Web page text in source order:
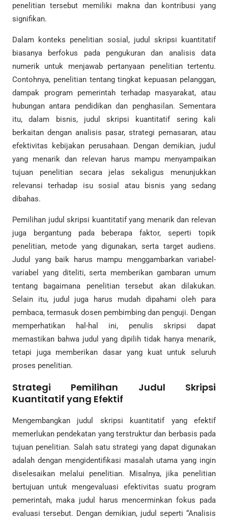
penelitian tersebut memiliki makna dan kontribusi yang
signifikan.
Dalam konteks penelitian sosial, judul skripsi kuantitatif
biasanya berfokus pada pengukuran dan analisis data
numerik untuk menjawab pertanyaan penelitian tertentu.
Contohnya, penelitian tentang tingkat kepuasan pelanggan,
dampak program pemerintah terhadap masyarakat, atau
hubungan antara pendidikan dan penghasilan. Sementara
itu, dalam bisnis, judul skripsi kuantitatif sering kali
berkaitan dengan analisis pasar, strategi pemasaran, atau
efektivitas kebijakan perusahaan. Dengan demikian, judul
yang menarik dan relevan harus mampu menyampaikan
tujuan penelitian secara jelas sekaligus menunjukkan
relevansi terhadap isu sosial atau bisnis yang sedang
dibahas.
Pemilihan judul skripsi kuantitatif yang menarik dan relevan
juga bergantung pada beberapa faktor, seperti topik
penelitian, metode yang digunakan, serta target audiens.
Judul yang baik harus mampu menggambarkan variabel-
variabel yang diteliti, serta memberikan gambaran umum
tentang bagaimana penelitian tersebut akan dilakukan.
Selain itu, judul juga harus mudah dipahami oleh para
pembaca, termasuk dosen pembimbing dan penguji. Dengan
memperhatikan hal-hal ini, penulis skripsi dapat
memastikan bahwa judul yang dipilih tidak hanya menarik,
tetapi juga memberikan dasar yang kuat untuk seluruh
proses penelitian.
Strategi Pemilihan Judul Skripsi
Kuantitatif yang Efektif
Mengembangkan judul skripsi kuantitatif yang efektif
memerlukan pendekatan yang terstruktur dan berbasis pada
tujuan penelitian. Salah satu strategi yang dapat digunakan
adalah dengan mengidentifikasi masalah utama yang ingin
diselesaikan melalui penelitian. Misalnya, jika penelitian
bertujuan untuk mengevaluasi efektivitas suatu program
pemerintah, maka judul harus mencerminkan fokus pada
evaluasi tersebut. Dengan demikian, judul seperti “Analisis